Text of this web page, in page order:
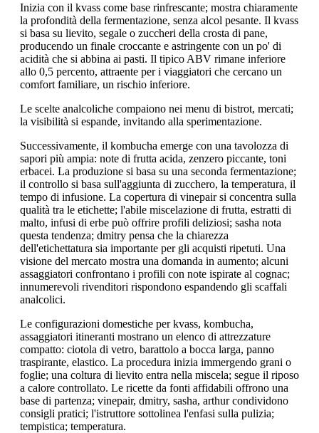
Inizia con il kvass come base rinfrescante; mostra chiaramente
la profondità della fermentazione, senza alcol pesante. Il kvass
si basa su lievito, segale o zuccheri della crosta di pane,
producendo un finale croccante e astringente con un po' di
acidità che si abbina ai pasti. Il tipico ABV rimane inferiore
allo 0,5 percento, attraente per i viaggiatori che cercano un
comfort familiare, un rischio inferiore.
Le scelte analcoliche compaiono nei menu di bistrot, mercati;
la visibilità si espande, invitando alla sperimentazione.
Successivamente, il kombucha emerge con una tavolozza di
sapori più ampia: note di frutta acida, zenzero piccante, toni
erbacei. La produzione si basa su una seconda fermentazione;
il controllo si basa sull'aggiunta di zucchero, la temperatura, il
tempo di infusione. La copertura di vinepair si concentra sulla
qualità tra le etichette; l'abile miscelazione di frutta, estratti di
malto, infusi di erbe può offrire profili deliziosi; sasha nota
questa tendenza; dmitry pensa che la chiarezza
dell'etichettatura sia importante per gli acquisti ripetuti. Una
visione del mercato mostra una domanda in aumento; alcuni
assaggiatori confrontano i profili con note ispirate al cognac;
innumerevoli rivenditori rispondono espandendo gli scaffali
analcolici.
Le configurazioni domestiche per kvass, kombucha,
assaggiatori itineranti mostrano un elenco di attrezzature
compatto: ciotola di vetro, barattolo a bocca larga, panno
traspirante, elastico. La procedura inizia immergendo grani o
foglie; una coltura di lievito entra nella miscela; segue il riposo
a calore controllato. Le ricette da fonti affidabili offrono una
base di partenza; vinepair, dmitry, sasha, arthur condividono
consigli pratici; l'istruttore sottolinea l'enfasi sulla pulizia;
tempistica; temperatura.